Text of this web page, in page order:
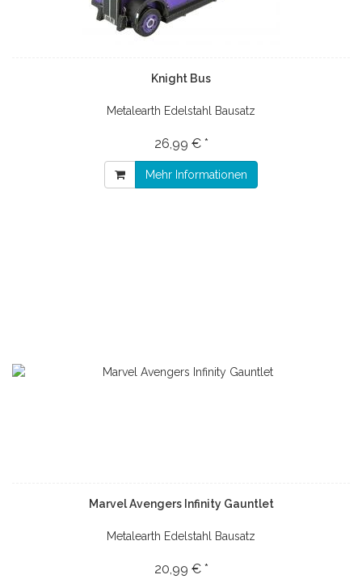
Knight Bus
Metalearth Edelstahl Bausatz
26,99 € *
Mehr Informationen
Marvel Avengers Infinity Gauntlet
Metalearth Edelstahl Bausatz
20,99 € *